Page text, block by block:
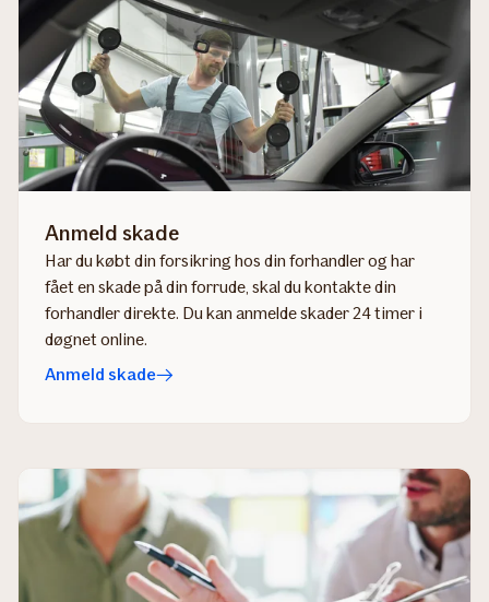
Anmeld skade
Har du købt din forsikring hos din forhandler og har
fået en skade på din forrude, skal du kontakte din
forhandler direkte.​ Du kan anmelde skader 24 timer i
døgnet online.
Anmeld skade